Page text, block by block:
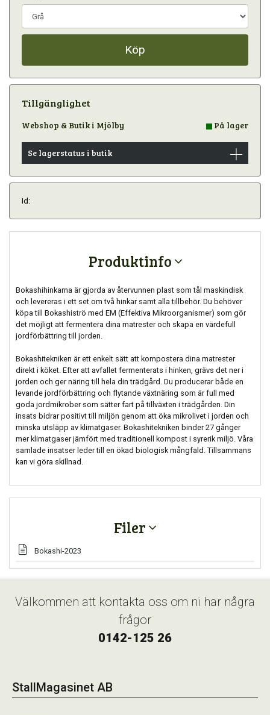
Köp
Tillgänglighet
Webshop & Butik i Mjölby På lager
Se lagerstatus i butik
Id:
Produktinfo
Bokashihinkarna är gjorda av återvunnen plast som tål maskindisk
och levereras i ett set om två hinkar samt alla tillbehör. Du behöver
köpa till Bokashiströ med EM (Effektiva Mikroorganismer) som gör
det möjligt att fermentera dina matrester och skapa en värdefull
jordförbättring till jorden.
Bokashitekniken är ett enkelt sätt att kompostera dina matrester
direkt i köket. Efter att avfallet fermenterats i hinken, grävs det ner i
jorden och ger näring till hela din trädgård. Du producerar både en
levande jordförbättring och flytande växtnäring som är full med
goda jordmikrober som sätter fart på tillväxten i trädgården. Din
insats bidrar positivt till miljön genom att öka mikrolivet i jorden och
minska utsläpp av klimatgaser. Bokashitekniken binder 27 gånger
mer klimatgaser jämfört med traditionell kompost i syrerik miljö. Våra
samlade insatser leder till en ökad biologisk mångfald. Tillsammans
kan vi göra skillnad.
Filer
Bokashi-2023
Välkommen att kontakta oss om ni har några
frågor
0142-125 26
StallMagasinet AB